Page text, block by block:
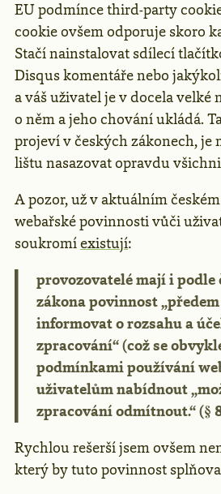
EU podmínce third-party
cookie ovšem odporuje skoro
Stačí nainstalovat sdílecí
Disqus komentáře nebo
a váš uživatel je v docela velké
o něm a jeho chování ukládá.
projeví v českých zákonech, je
lištu nasazovat opravdu
A pozor, už v aktuálním
webařské povinnosti vůči
soukromíexistují:
provozovatelé mají i podle
zákona povinnost
informovat o rozsahu a
zpracování“ (což se
podmínkami používání
uživatelům nabídnout
zpracování odmítnout.“ (§
Rychlou rešerší jsem ovšem
který by tuto povinnost